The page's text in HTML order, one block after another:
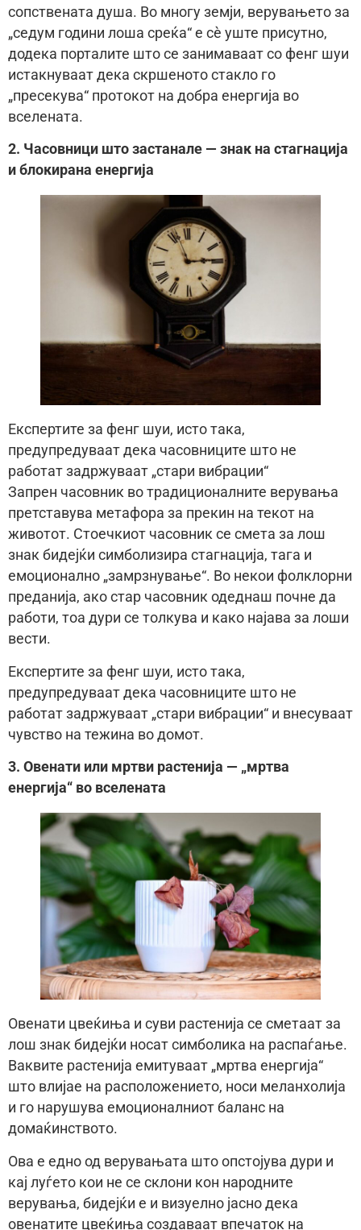
сопствената душа. Во многу земји, верувањето за
„седум години лоша среќа“ е сè уште присутно,
додека порталите што се занимаваат со фенг шуи
истакнуваат дека скршеното стакло го
„пресекува“ протокот на добра енергија во
вселената.
2. Часовници што застанале — знак на стагнација
и блокирана енергија
Експертите за фенг шуи, исто така,
предупредуваат дека часовниците што не
работат задржуваат „стари вибрации“
Запрен часовник во традиционалните верувања
претставува метафора за прекин на текот на
животот. Стоечкиот часовник се смета за лош
знак бидејќи симболизира стагнација, тага и
емоционално „замрзнување“. Во некои фолклорни
преданија, ако стар часовник одеднаш почне да
работи, тоа дури се толкува и како најава за лоши
вести.
Експертите за фенг шуи, исто така,
предупредуваат дека часовниците што не
работат задржуваат „стари вибрации“ и внесуваат
чувство на тежина во домот.
3. Овенати или мртви растенија — „мртва
енергија“ во вселената
Овенати цвеќиња и суви растенија се сметаат за
лош знак бидејќи носат симболика на распаѓање.
Ваквите растенија емитуваат „мртва енергија“
што влијае на расположението, носи меланхолија
и го нарушува емоционалниот баланс на
домаќинството.
Ова е едно од верувањата што опстојува дури и
кај луѓето кои не се склони кон народните
верувања, бидејќи е и визуелно јасно дека
овенатите цвеќиња создаваат впечаток на